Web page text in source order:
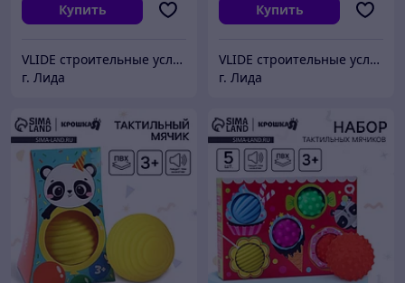
Купить
VLIDE cтроительные услуги и товары для дома (оптом и в розницу)
г. Лида
Купить
VLIDE cтроительные услуги и товары для дома (оптом и в розницу)
г. Лида